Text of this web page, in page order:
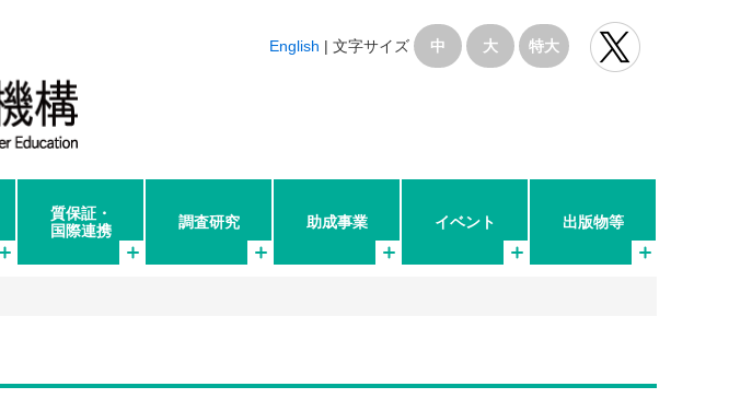
English | 文字サイズ 中 大 特大
質保証・
国際連携
調査研究 助成事業 イベント 出版物等